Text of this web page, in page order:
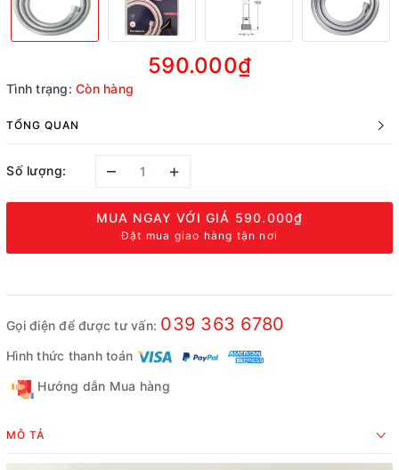
590.000₫
Tình trạng: Còn hàng
TỔNG QUAN
Số lượng: – +
MUA NGAY VỚI GIÁ 590.000₫
Đặt mua giao hàng tận nơi
Gọi điện để được tư vấn: 039 363 6780
Hình thức thanh toán
Hướng dẫn Mua hàng
MÔ TẢ